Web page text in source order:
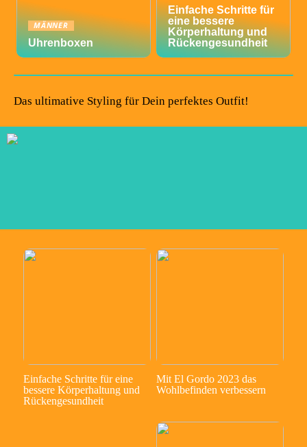
MÄNNER
Uhrenboxen
Einfache Schritte für
eine bessere
Körperhaltung und
Rückengesundheit
Das ultimative Styling für Dein perfektes Outfit!
Einfache Schritte für eine
bessere Körperhaltung und
Rückengesundheit
Mit El Gordo 2023 das
Wohlbefinden verbessern